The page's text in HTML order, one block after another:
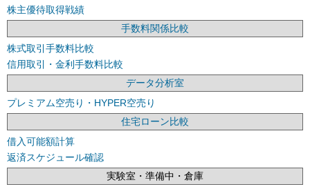
株主優待取得戦績
手数料関係比較
株式取引手数料比較
信用取引・金利手数料比較
データ分析室
プレミアム空売り・HYPER空売り
住宅ローン比較
借入可能額計算
返済スケジュール確認
実験室・準備中・倉庫